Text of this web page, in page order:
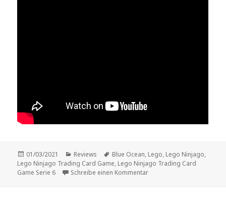
Veröffentlicht
am
01/03/2021 Kategorien
Reviews Schlagwörter
Blue Ocean, Lego, Lego Ninjago,
Lego Ninjago Trading Card Game, Lego Ninjago Trading Card
Game Serie 6
Schreibe einen Kommentarzu Review: „Lego Ninjago